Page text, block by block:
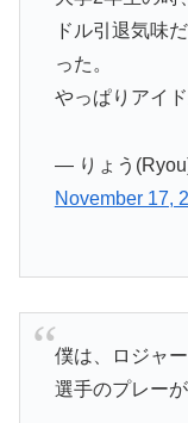
ドル引退気味
った。
やっぱりアイ
— りょう
November 17,
僕は、ロジャ
選手のプレー